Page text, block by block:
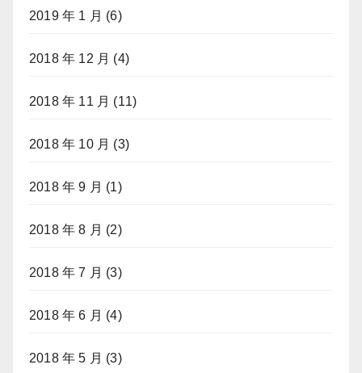
2019 年 1 月 (6)
2018 年 12 月 (4)
2018 年 11 月 (11)
2018 年 10 月 (3)
2018 年 9 月 (1)
2018 年 8 月 (2)
2018 年 7 月 (3)
2018 年 6 月 (4)
2018 年 5 月 (3)